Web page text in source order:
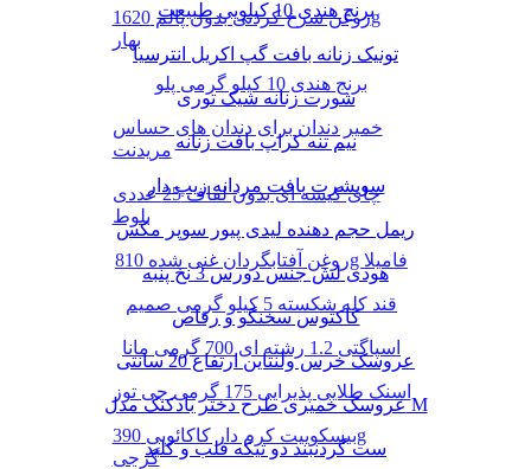
روغن سرخ کردنی بدون پالم 1620g
بهار
برنج هندی 10 کیلو گرمی پلو
خمیر دندان برای دندان های حساس
مریدنت
چای کیسه ای بدون لفاف 25 عددی
بلوط
روغن آفتابگردان غنی شده 810g فامیلا
قند کله شکسته 5 کیلو گرمی صمیم
اسپاگتی 1.2 رشته ای 700 گرمی مانا
اسنک طلایی پذیرایی 175 گرمی چی توز
بیسکوییت کرم دار کاکائویی 390g
گرجی
برنج هندی 10 کیلویی طبیعت
تونیک زنانه بافت گپ اکریل انترسیا
شورت زنانه شیک توری
نیم تنه کراپ بافت زنانه
سویشرت بافت مردانه زیپ دار
ریمل حجم دهنده لیدی پیور سوپر مکس
هودی لش جنس دورس 3 نخ پنبه
کاکتوس سخنگو و رقاص
عروسک خرس ولنتاین ارتفاع 20 سانتی
عروسک خمیری طرح دختر بادکنک مدل M
ست گردنبند دو تیکه قلب و کلید